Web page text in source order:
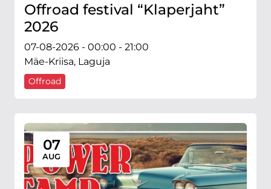
Offroad festival “Klaperjaht”
2026
07-08-2026 - 00:00 - 21:00
Mäe-Kriisa, Laguja
Offroad
07
AUG